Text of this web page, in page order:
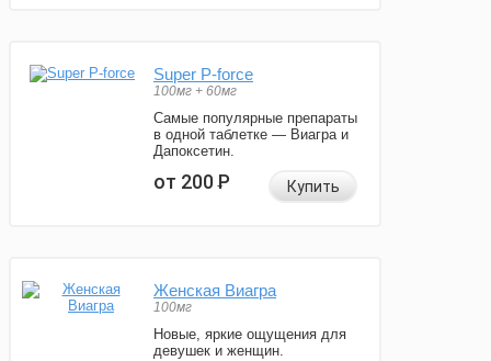
Super P-force
100мг + 60мг
Самые популярные препараты
в одной таблетке — Виагра и
Дапоксетин.
от 200Р Купить
Женская Виагра
100мг
Новые, яркие ощущения для
девушек и женщин.